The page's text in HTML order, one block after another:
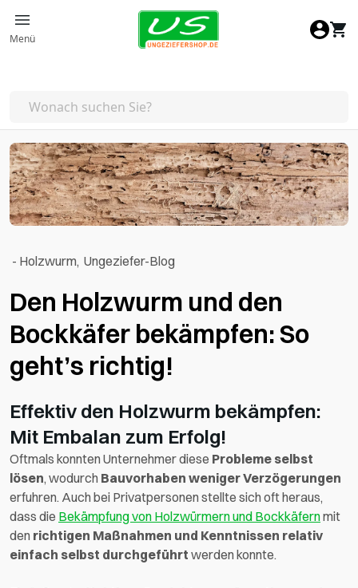
Menü
- Holzwurm, Ungeziefer-Blog
Den Holzwurm und den
Bockkäfer bekämpfen: So
geht’s richtig!
Effektiv den Holzwurm bekämpfen:
Mit Embalan zum Erfolg!
Oftmals konnten Unternehmer diese Probleme selbst
lösen, wodurch Bauvorhaben weniger Verzögerungen
erfuhren. Auch bei Privatpersonen stellte sich oft heraus,
dass die Bekämpfung von Holzwürmern und Bockkäfernmit
den richtigen Maßnahmen und Kenntnissen relativ
einfach selbst durchgeführt werden konnte.